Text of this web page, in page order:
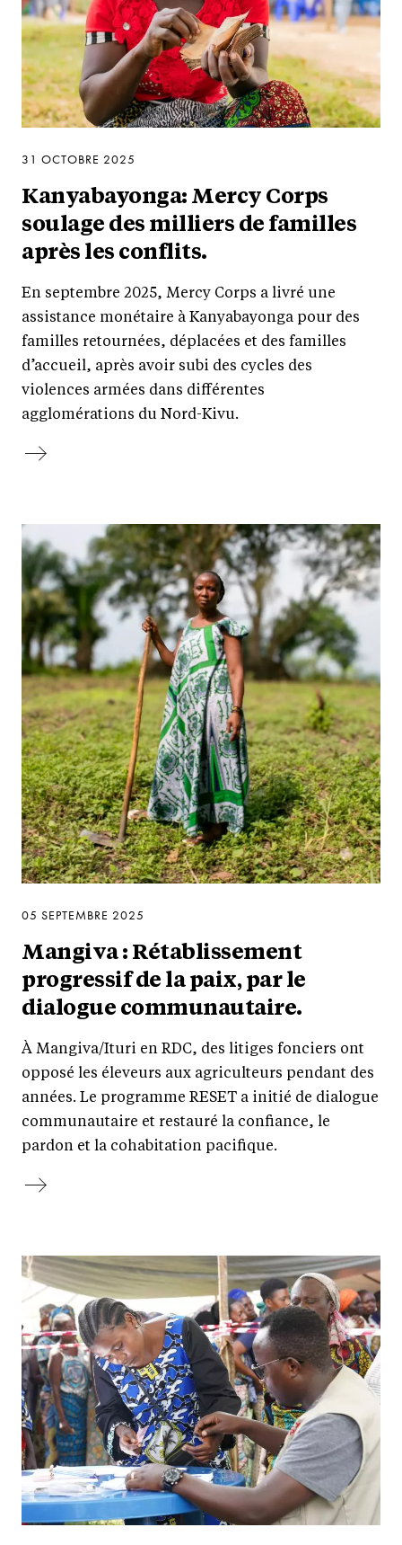
31 OCTOBRE 2025
Kanyabayonga: Mercy Corps
soulage des milliers de familles
après les conflits.
En septembre 2025, Mercy Corps a livré une
assistance monétaire à Kanyabayonga pour des
familles retournées, déplacées et des familles
d’accueil, après avoir subi des cycles des
violences armées dans différentes
agglomérations du Nord-Kivu.
05 SEPTEMBRE 2025
Mangiva : Rétablissement
progressif de la paix, par le
dialogue communautaire.
À Mangiva/Ituri en RDC, des litiges fonciers ont
opposé les éleveurs aux agriculteurs pendant des
années. Le programme RESET a initié de dialogue
communautaire et restauré la confiance, le
pardon et la cohabitation pacifique.